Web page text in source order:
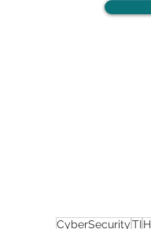
CyberSecurityTI